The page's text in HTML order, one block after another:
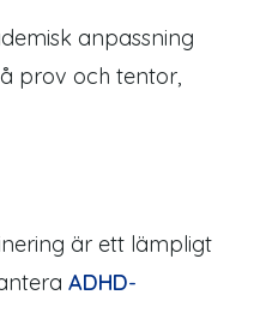
anpassning
prov och tentor,
är ett lämpligt
ADHD-